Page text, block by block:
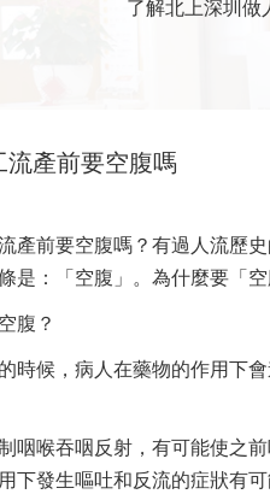
了解北上深圳做
流產前要空腹嗎
產前要空腹嗎？有過人流歷
是：「空腹」。為什麼要「
腹？
時候，病人在藥物的作用下
咽喉吞咽反射，有可能使之
下發生嘔吐和反流的症狀有可